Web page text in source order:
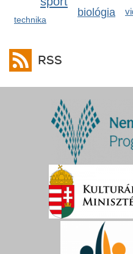
biológia
technika
RSS